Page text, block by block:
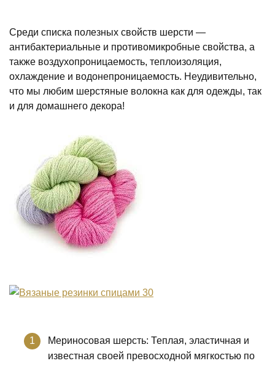
Среди списка полезных свойств шерсти —
антибактериальные и противомикробные свойства, а
также воздухопроницаемость, теплоизоляция,
охлаждение и водонепроницаемость. Неудивительно,
что мы любим шерстяные волокна как для одежды, так
и для домашнего декора!
Мериносовая шерсть: Теплая, эластичная и
известная своей превосходной мягкостью по